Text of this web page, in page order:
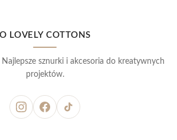
O LOVELY COTTONS
Najlepsze sznurki i akcesoria do kreatywnych
projektów.